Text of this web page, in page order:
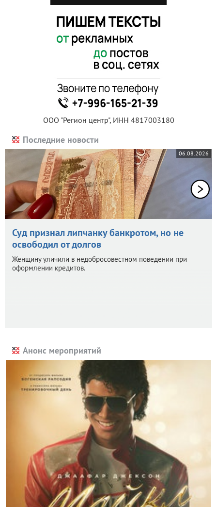
ООО "Регион центр", ИНН 4817003180
Последние новости
06.08.2026
Суд признал липчанку банкротом, но не
освободил от долгов
Женщину уличили в недобросовестном поведении при
оформлении кредитов.
Анонс мероприятий